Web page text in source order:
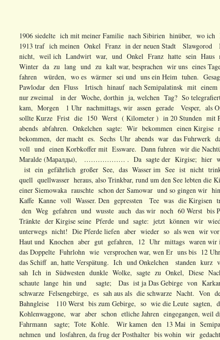
1906 siedelte ich mit meiner Familie nach Sibirien hinüber, wo
1913 traf ich meinen Onkel Franz in der neuen Stadt Slawgorod Barnauler Kreis. Das Stadtleben gefiel mir nicht, weil ich Landwirt war, und Onkel Franz hatte sein Haus mit Stelle verkauft, und, weil uns der Winter da zu lang und zu kalt war, besprachen wir uns eines Tages, dass wir ins Semiretschenskajer Gebiet fahren würden, wo es wärmer sei und uns ein Heim tuhen. Gesagt – getan, anfangs Mai wollten wir von Pawlodar den Fluss Irtisch hinauf nach Semipalatinsk mit einem Schiff ……………., aber o weh ; das ging nur zweimal in der Woche, dorthin ja, welchen Tag? So telegrafierte Onkel Franz aus Pawlodar: Rückantwort kam, Morgen 1 Uhr nachmittags, wir assen gerade Vesper, als Onkel das Telegramm erhielt, ja aber wie wir sollte Kurze Frist die 150 Werst ( Kilometer ) in 20 Stunden mit Pferde zu machen, müssen wir Sechs Uhr abends abfahren. Onkelchen sagte: Wir bekommen einen Kirgise mit dem er öfters gefahren war wenn wir den bekommen, der macht es. Sechs Uhr abends war das Fuhrwerk da. Wir packten einen Koffer mit unsere Kleider voll und einen Korbkoffer mit Essware. Dann fuhren wir die Nachtüber hindurch, Morgens waren wir beim See Maralde (Маралды), ……………… . Da sagte der Kirgise; hier werden wir Tee trinken, Maralde (Маралды), ist ein gefährlich großer See, das Wasser im See ist nicht trinkbar ( salzig ), aber aus dem stielen Ufer quell quellwasser heraus, also Trinkbar, rund um den See lebten die Kirgisen in ihren Siemowakas oder Jurten. Bei einer Siemowaka rauschte schon der Samowar und so gingen wir hin und als der Samowar kochte zapfte ich die Kaffe Kanne voll Wasser. Den gepressten Tee was die Kirgisen tranken liebte ich nicht. Ich war schon öfters den Weg gefahren und wusste auch das wir noch 60 Werst bis Pawlodar fahren. Um eine gute halbe Stunde Tränkte der Kirgise seine Pferde und sagte: jetzt können wir wieder fahren, gefüttert würden die Pferde unterwegs nicht! Die Pferde liefen aber wieder so als wen wir vor Pause wegfuhren! Es waren kleine Pferde Haut und Knochen aber gut gefahren, 12 Uhr mittags waren wir in der Stadt Pawlodar, also bekam der Kirgise das Doppelte Fuhrlohn wie versprochen war, wen Er uns bis 12 Uhr mittags brachte. 2 Uhr nachmittags kam das Schiff an, hatte Verspätung. Ich und Onkelchen standen kurz vor Sonnen Untergang auf Deck, und da sah Ich in Südwesten dunkle Wolke, sagte zu Onkel, Diese Nacht werden wir eine stürmische haben, Er schaute lange hin und sagte; Das ist ja Das Gebirge von Karkar……, Ich schaute Das Gebirge: Das schwarze Felsengebirge, es sah aus als die schwarze Nacht. Von der Wosnesenskaja Anhaltestelle lief eine Bahngleise 110 Werst bis zum Gebirge, so wie die Leute sagten, da stand noch eine Lokomotive und etliche Kohlenwaggone, war aber schon etliche Jahren eingegangen, weil die Kohle zu nichts taugte, so wie ein Fahrmann sagte; Tote Kohle. Wir kamen den 13 Mai in Semipalatinsk an und wollten gleich Post Fuhrwerk nehmen und losfahren, da frug der Posthalter bis wohin wir gedachten zu fahren. Onkelchen war der Redner weil Ich eine schwere Russische Zunge hatte, wir wollen Land suchen zum Ansiedeln, fahren wen möglich bis Taschkent, na sagte Er dann habt ihr beinahe zweitausend Werst zu fahren, dann wartet bis Morgen 8 Uhr abends dann geht die Sommer Saison an, dann braucht Ihr nur für zwei Pferden bezahlen, sonst fährt Ihr heute los so must Ihr die ganze Strecke für drei Pferde bezahlen und das macht auf jedes Pferd zwei Kopeken die Werst. Rue wir würden uns einig bis zum nächsten Tag 6 Uhr abends zu warten. Der Stationvorsteher war sehr zuvorkommend und sagte: wen Ihr fünf Rubel extra zahlt dann braucht Ihr 365 Werst auf keiner Station umsteigen, wenn am Wagen nichts passiert, denn Ich bin über diese Strecke Vorgesetzter. Den nächsten Tag vor 6 Uhr abends suchte Ich einen Wagen aus, und Ich nahm den längsten Wagen, und sagte zu Onkel Franz; Ich will meine Beine beim Fahren ausstrecken können. Station Vorsteher beschaute den Wagen und sagte Der …… kauft euch paar Pud Heu und macht Euch einen guten Sitz. Ich bestellte an einem Sarthe ( Die Sarther waren die Jamschiks ) Er solle für uns zwei Pud heu kaufen, um einen Sitz im Wagen zu machen, Er brachte es bald, und Ich machte ein Sitz, vorn unterem Kutscherbank stellte Ich die Koffer. Ehr wir abfuhren klebte der Vorsteher noch ein Papier am Wagen, und so fuhren wir los, zum Parom ( Fähre) der uns über den Fluss Irtisch brachte. Am anderen Ufer war eine schöne Wiese mit vielen Wasserrinnen, die letzte war eine ziemlich breite und das Wasser zog ziemlich stark. Auf der anderen Seite war das Ufer steil und da Konnten die Pferde die vordere Räder nicht hinaufbringen, die Pferden standen aufm trockene aber der Wagen stand im Wasser, da sagte Ich dem Jamschik …… …… solche Prozedur hatte Ich bei Pawlodar durchgemacht (als ich zum Rebrowskij Utschastok fuhr ), Ich sprang auch aufs trockene, und nahm die Beine von den hintersten beiden Pferde und sagte den Sarthe, wen ich Poschol (Los) sage so halte links und dann hebt das rechte Rad sich aufm Ufer und das linke Rad hebt sich dann auf in der Höhe, ( die vorder Räder an den Karossen waren sehr niedrig ), und so schleppten die Pferde die Karosse aufs Ufer. Da